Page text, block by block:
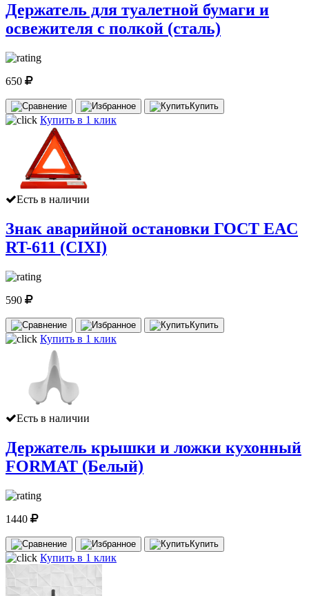
Держатель для туалетной бумаги и
освежителя с полкой (сталь)
650
Купить
Купить в 1 клик
Есть в наличии
Знак аварийной остановки ГОСТ EAC
RT-611 (CIXI)
590
Купить
Купить в 1 клик
Есть в наличии
Держатель крышки и ложки кухонный
FORMAT (Белый)
1440
Купить
Купить в 1 клик